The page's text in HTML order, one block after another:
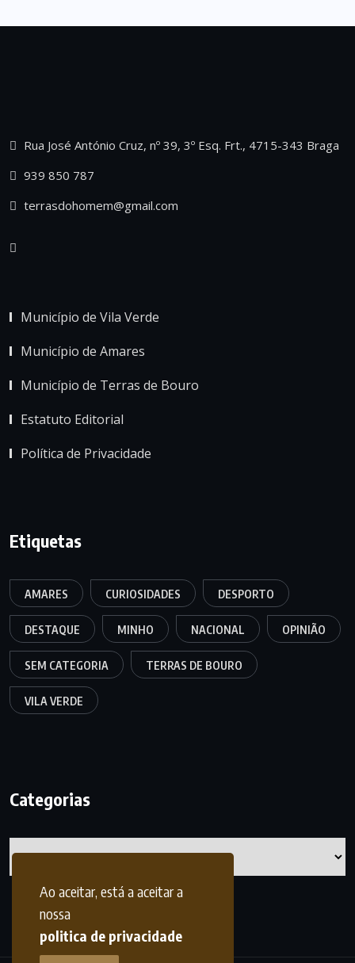
Ao aceitar, está a aceitar a
nossa
politica de privacidade
Rua José António Cruz, nº 39, 3º Esq. Frt., 4715-343 Braga
939 850 787
terrasdohomem@gmail.com
Município de Vila Verde
Município de Amares
Município de Terras de Bouro
Estatuto Editorial
Política de Privacidade
Etiquetas
AMARES CURIOSIDADES DESPORTO
DESTAQUE MINHO NACIONAL OPINIÃO
SEM CATEGORIA TERRAS DE BOURO
VILA VERDE
Categorias